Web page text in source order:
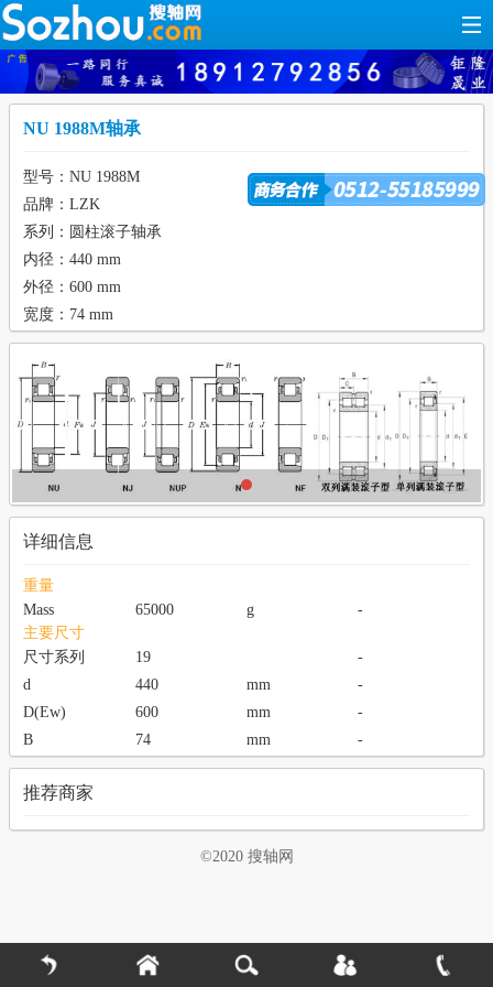
NU 1988M轴承
型号：NU 1988M
品牌：LZK
系列：圆柱滚子轴承
内径：440 mm
外径：600 mm
宽度：74 mm
详细信息
重量
Mass
65000 g
-
主要尺寸
尺寸系列
19
-
d
440 mm
-
D(Ew)
600 mm
-
B
74 mm -
推荐商家
©2020 搜轴网